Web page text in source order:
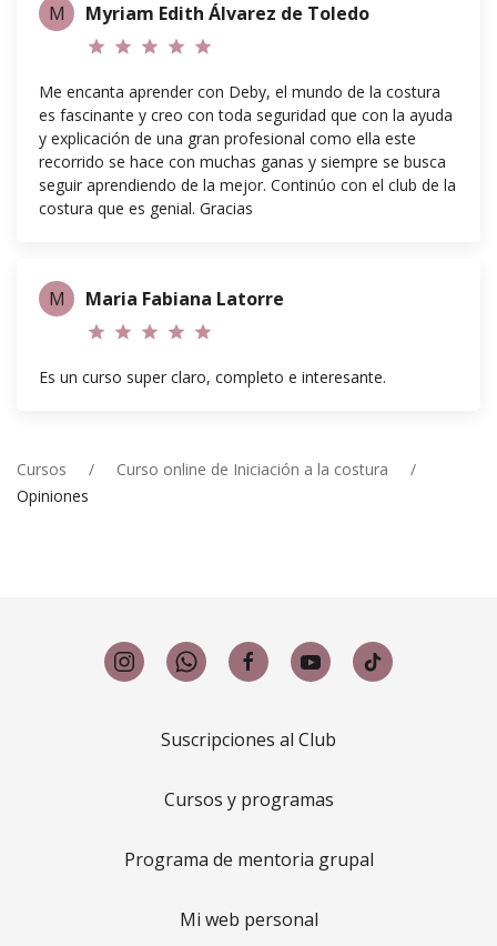
M Myriam Edith Álvarez de Toledo
star star star star star
Me encanta aprender con Deby, el mundo de la costura
es fascinante y creo con toda seguridad que con la ayuda
y explicación de una gran profesional como ella este
recorrido se hace con muchas ganas y siempre se busca
seguir aprendiendo de la mejor. Continúo con el club de la
costura que es genial. Gracias
M Maria Fabiana Latorre
star star star star star
Es un curso super claro, completo e interesante.
Cursos
Curso online de Iniciación a la costura
Opiniones
Suscripciones al Club
Cursos y programas
Programa de mentoria grupal
Mi web personal